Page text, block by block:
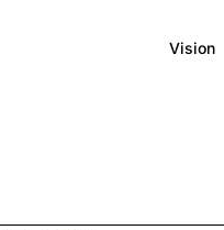
Vision